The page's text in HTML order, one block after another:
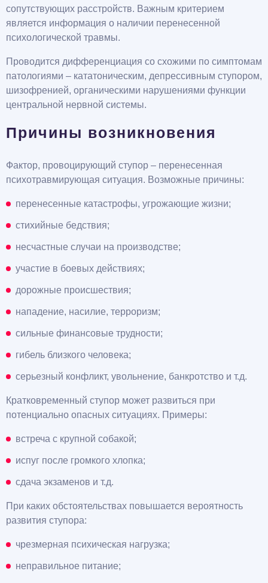
сопутствующих расстройств. Важным критерием
является информация о наличии перенесенной
психологической травмы.
Проводится дифференциация со схожими по симптомам
патологиями – кататоническим, депрессивным ступором,
шизофренией, органическими нарушениями функции
центральной нервной системы.
Причины возникновения
Фактор, провоцирующий ступор – перенесенная
психотравмирующая ситуация. Возможные причины:
перенесенные катастрофы, угрожающие жизни;
стихийные бедствия;
несчастные случаи на производстве;
участие в боевых действиях;
дорожные происшествия;
нападение, насилие, терроризм;
сильные финансовые трудности;
гибель близкого человека;
серьезный конфликт, увольнение, банкротство и т.д.
Кратковременный ступор может развиться при
потенциально опасных ситуациях. Примеры:
встреча с крупной собакой;
испуг после громкого хлопка;
сдача экзаменов и т.д.
При каких обстоятельствах повышается вероятность
развития ступора:
чрезмерная психическая нагрузка;
неправильное питание;